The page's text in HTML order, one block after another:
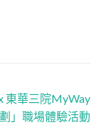
東華三院MyWay
」職場體驗活動